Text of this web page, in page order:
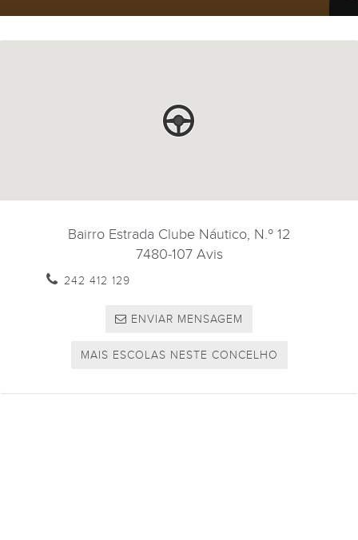
Bairro Estrada Clube Náutico, N.º 12
7480-107 Avis
242 412 129
ENVIAR MENSAGEM
MAIS ESCOLAS NESTE CONCELHO